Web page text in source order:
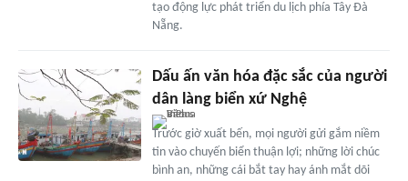
tạo động lực phát triển du lịch phía Tây Đà
Nẵng.
Dấu ấn văn hóa đặc sắc của người
dân làng biển xứ Nghệ
Trước giờ xuất bến, mọi người gửi gắm niềm
tin vào chuyến biển thuận lợi; những lời chúc
bình an, những cái bắt tay hay ánh mắt dõi